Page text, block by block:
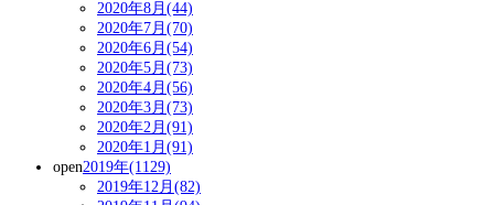
2020年8月(44)
2020年7月(70)
2020年6月(54)
2020年5月(73)
2020年4月(56)
2020年3月(73)
2020年2月(91)
2020年1月(91)
open2019年(1129)
2019年12月(82)